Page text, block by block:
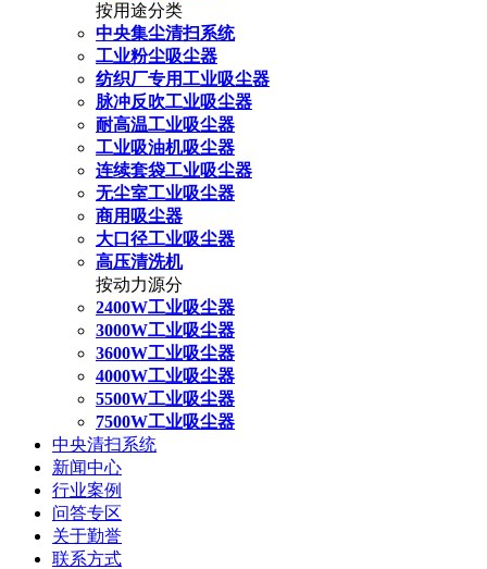
按用途分类
中央集尘清扫系统
工业粉尘吸尘器
纺织厂专用工业吸尘器
脉冲反吹工业吸尘器
耐高温工业吸尘器
工业吸油机吸尘器
连续套袋工业吸尘器
无尘室工业吸尘器
商用吸尘器
大口径工业吸尘器
高压清洗机
按动力源分
2400W工业吸尘器
3000W工业吸尘器
3600W工业吸尘器
4000W工业吸尘器
5500W工业吸尘器
7500W工业吸尘器
中央清扫系统
新闻中心
行业案例
问答专区
关于勤誉
联系方式